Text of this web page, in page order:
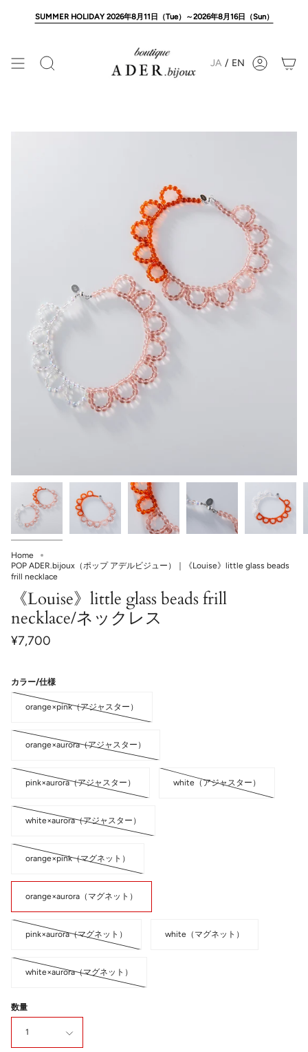
SUMMER HOLIDAY 2026年8月11日（Tue）～2026年8月16日（Sun）
Search JA / EN Account
Home
POP ADER.bijoux（ポップ アデルビジュー）｜《Louise》little glass beads
frill necklace
《Louise》little glass beads frill
necklace/ネックレス
¥7,700
カラー/仕様
orange×pink（アジャスター）
orange×aurora（アジャスター）
pink×aurora（アジャスター） white（アジャスター）
white×aurora（アジャスター）
orange×pink（マグネット）
orange×aurora（マグネット）
pink×aurora（マグネット） white（マグネット）
white×aurora（マグネット）
数量
1